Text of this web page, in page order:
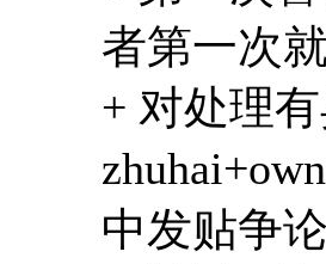
者第一次
+ 对处理
中发贴争